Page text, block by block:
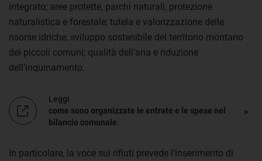
integrato; aree protette, parchi naturali, protezione
naturalistica e forestale; tutela e valorizzazione delle
risorse idriche; sviluppo sostenibile del territorio montano
dei piccoli comuni; qualità dell’aria e riduzione
dell’inquinamento.
Leggi
come sono organizzate le entrate e le spese nel
bilancio comunale
In particolare, la voce sui rifiuti prevede l’inserimento di